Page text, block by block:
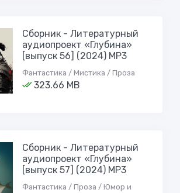
Сборник - Литературный
аудиопроект «Глубина»
[выпуск 56] (2024) MP3
Фантастика / Мистика / Проза
323.66 MB
Сборник - Литературный
аудиопроект «Глубина»
[выпуск 57] (2024) MP3
Фантастика / Проза / Юмор и